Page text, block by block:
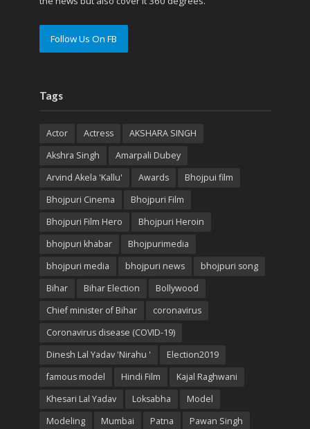
Follow Us On FB
Tags
Actor Actress
AKSHARA SINGH
Akshra Singh
Amarpali Dubey
Arvind Akela 'Kallu'
Awards
Bhojpui film
Bhojpuri Cinema
Bhojpuri Film
Bhojpuri Film Hero
Bhojpuri Heroin
bhojpuri khabar
Bhojpurimedia
bhojpuri media
bhojpuri news
bhojpuri song
Bihar
Bihar Election
Bollywood
Chief minister of Bihar
coronavirus
Coronavirus disease (COVID-19)
Dinesh Lal Yadav 'Nirahu '
Election2019
famous model
Hindi Film
Kajal Raghwani
Khesari Lal Yadav
Loksabha
Model
Modeling
Mumbai Patna Pawan Singh